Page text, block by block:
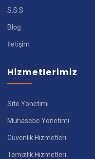
S.S.S
Blog
İletişim
Hizmetlerimiz
Site Yönetimi
Muhasebe Yönetimi
Güvenlik Hizmetleri
Temizlik Hizmetleri